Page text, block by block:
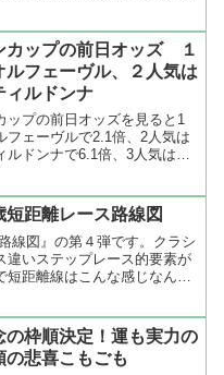
の通りに内枠に入ったが果た
競馬を...
カップの前日オッズ １
ルフェーヴル、２人気は
ィルドンナ
ップの前日オッズを見ると1
フェーヴルで2.1倍、2人気は
ルドンナで6.1倍、3人気はル
気の1人気はオルフェーブル
短距離レース路線図
線図』の第４弾です。クラシ
違いステップレース的要素が
短距離線はこんな感じなんだ
なくクラシック路線を歩んで
も入ってくる...
の枠順決定！運も実力の
の悲喜こもごも